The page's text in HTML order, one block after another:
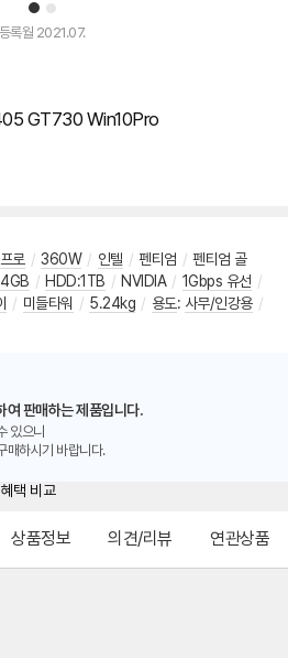
1 2
등록월 2021.07.
GT730 Win10Pro
로 / 360W / 인텔 / 펜티엄 / 펜티엄 골
4GB / HDD:1TB / NVIDIA / 1Gbps 유선 /
/ 미들타워 / 5.24kg / 용도: 사무/인강용 /
여 판매하는 제품입니다.
있으니
매하시기 바랍니다.
상품정보 의견/리뷰 연관상품